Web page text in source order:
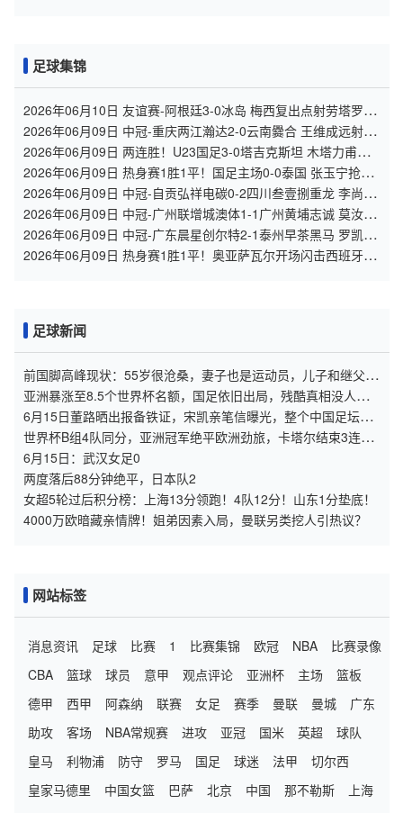
足球集锦
2026年06月10日 友谊赛-阿根廷3-0冰岛 梅西复出点射劳塔罗造
点+中柱阿尔马达破门
2026年06月09日 中冠-重庆两江瀚达2-0云南爨合 王维成远射建
功
2026年06月09日 两连胜！U23国足3-0塔吉克斯坦 木塔力甫闪
击+造点向余望点射
2026年06月09日 热身赛1胜1平！国足主场0-0泰国 张玉宁抢点
中柱国足24脚射门未果
2026年06月09日 中冠-自贡弘祥电碳0-2四川叁壹捌重龙 李尚
霖、邹齐破门
2026年06月09日 中冠-广州联增城澳体1-1广州黄埔志诚 莫汝恒
绝平
2026年06月09日 中冠-广东晨星创尔特2-1泰州早茶黑马 罗凯、
王伟轩破门
2026年06月09日 热身赛1胜1平！奥亚萨瓦尔开场闪击西班牙3-
足球新闻
前国脚高峰现状：55岁很沧桑，妻子也是运动员，儿子和继父更
亲近
亚洲暴涨至8.5个世界杯名额，国足依旧出局，残酷真相没人敢
说
6月15日董路晒出报备铁证，宋凯亲笔信曝光，整个中国足坛集
体沉默了
世界杯B组4队同分，亚洲冠军绝平欧洲劲旅，卡塔尔结束3连败
超越国足
6月15日：武汉女足0
两度落后88分钟绝平，日本队2
女超5轮过后积分榜：上海13分领跑！4队12分！山东1分垫底！
4000万欧暗藏亲情牌！姐弟因素入局，曼联另类挖人引热议？
网站标签
消息资讯 足球 比赛 1 比赛集锦 欧冠 NBA
比赛录像
CBA
篮球 球员 意甲 观点评论 亚洲杯 主场
篮板
德甲
西甲 阿森纳 联赛 女足 赛季 曼联 曼城
广东
助攻
客场 NBA常规赛 进攻 亚冠 国米 英超
球队
皇马
利物浦 防守 罗马 国足 球迷 法甲
切尔西
皇家马德里
中国女篮 巴萨 北京 中国 那不勒斯
上海